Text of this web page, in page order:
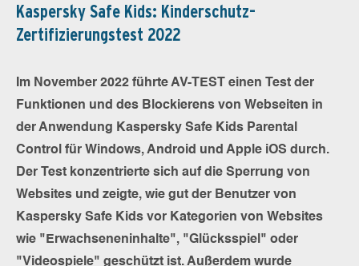
Kaspersky Safe Kids: Kinderschutz-
Zertifizierungstest 2022
Im November 2022 führte AV-TEST einen Test der
Funktionen und des Blockierens von Webseiten in
der Anwendung Kaspersky Safe Kids Parental
Control für Windows, Android und Apple iOS durch.
Der Test konzentrierte sich auf die Sperrung von
Websites und zeigte, wie gut der Benutzer von
Kaspersky Safe Kids vor Kategorien von Websites
wie "Erwachseneninhalte", "Glücksspiel" oder
"Videospiele" geschützt ist. Außerdem wurde